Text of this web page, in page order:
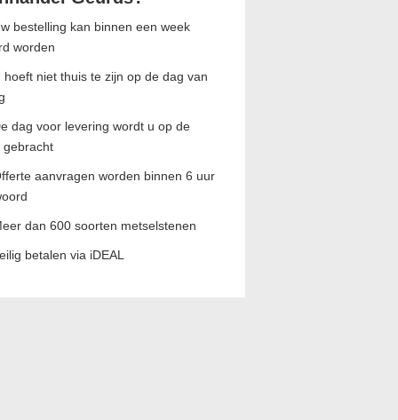
bestelling kan binnen een week
worden
hoeft niet thuis te zijn op de dag van
dag voor levering wordt u op de
gebracht
aanvragen worden binnen 6 uur
dan 600 soorten metselstenen
betalen via iDEAL